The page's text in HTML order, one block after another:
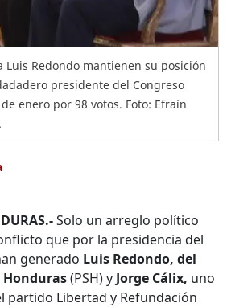
Luis Redondo mantienen su posición
presidente del Congreso
enero por 98 votos. Foto: Efraín
Solo un arreglo político
que por la presidencia del
generado Luis Redondo, del
Honduras(PSH) y Jorge Cálix, uno
partido Libertad y Refundación